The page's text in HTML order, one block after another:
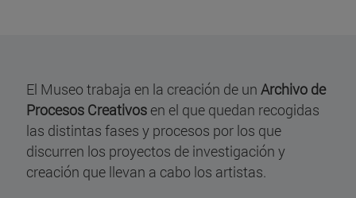
El Museo trabaja en la creación de un Archivo de
Procesos Creativos en el que quedan recogidas
las distintas fases y procesos por los que
discurren los proyectos de investigación y
creación que llevan a cabo los artistas.